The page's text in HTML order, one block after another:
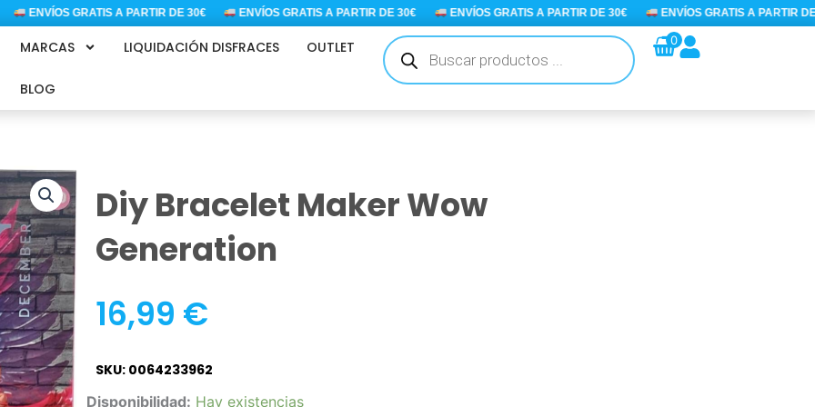
ENVÍOS GRATIS A PARTIR DE 30€ ENVÍOS GRATIS A PARTIR DE 30€ ENVÍOS GRATIS A PARTIR DE 30€ ENVÍOS GRATIS A PARTIR DE
MARCAS LIQUIDACIÓN DISFRACES OUTLET
BLOG
Búsqueda
de
productos
0
Diy Bracelet Maker Wow
Generation
16,99 €
SKU: 0064233962
Disponibilidad: Hay existencias
Diy